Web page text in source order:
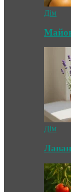
Дім
Дім